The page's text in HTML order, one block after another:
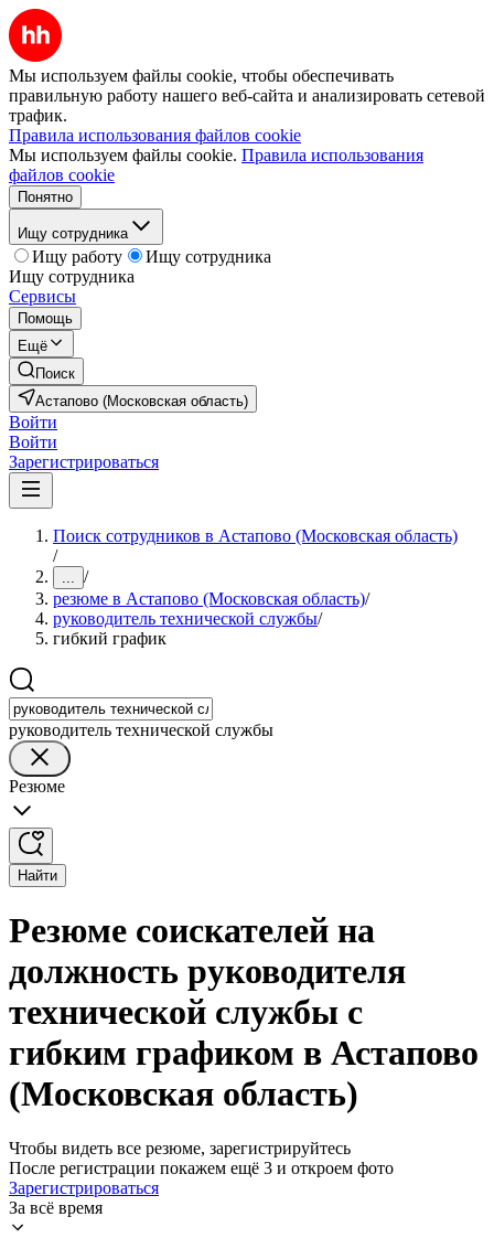
Мы используем файлы cookie, чтобы обеспечивать
правильную работу нашего веб-сайта и анализировать сетевой
трафик.
Правила использования файлов cookie
Мы используем файлы cookie. Правила использования
файлов cookie
Понятно
Ищу сотрудника
Ищу работу
Ищу сотрудника
Ищу сотрудника
Сервисы
Помощь
Ещё
Поиск
Астапово (Московская область)
Войти
Войти
Зарегистрироваться
Поиск сотрудников в Астапово (Московская область)
/
... /
резюме в Астапово (Московская область)/
руководитель технической службы/
гибкий график
руководитель технической службы
Резюме
Найти
Резюме соискателей на
должность руководителя
технической службы с
гибким графиком в Астапово
(Московская область)
Чтобы видеть все резюме, зарегистрируйтесь
После регистрации покажем ещё 3 и откроем фото
Зарегистрироваться
За всё время